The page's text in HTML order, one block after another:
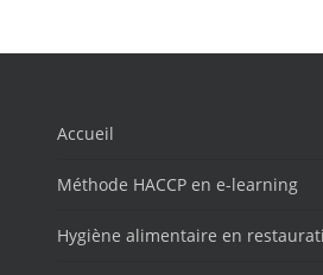
Accueil
Méthode HACCP en e-learning
Hygiène alimentaire en